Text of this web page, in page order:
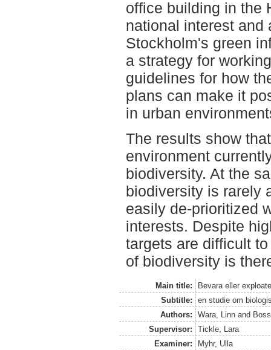
office building in the
national interest and
Stockholm's green
a strategy for
guidelines for how
plans can make it
in urban
The results show
environment
biodiversity. At the
biodiversity is rarely
easily de-prioritized
interests. Despite
targets are difficult
of biodiversity is
Main title:
Bevara eller
Subtitle:
en studie om
Authors:
Wara, Linn and
Supervisor:
Tickle, Lara
Examiner:
Myhr, Ulla